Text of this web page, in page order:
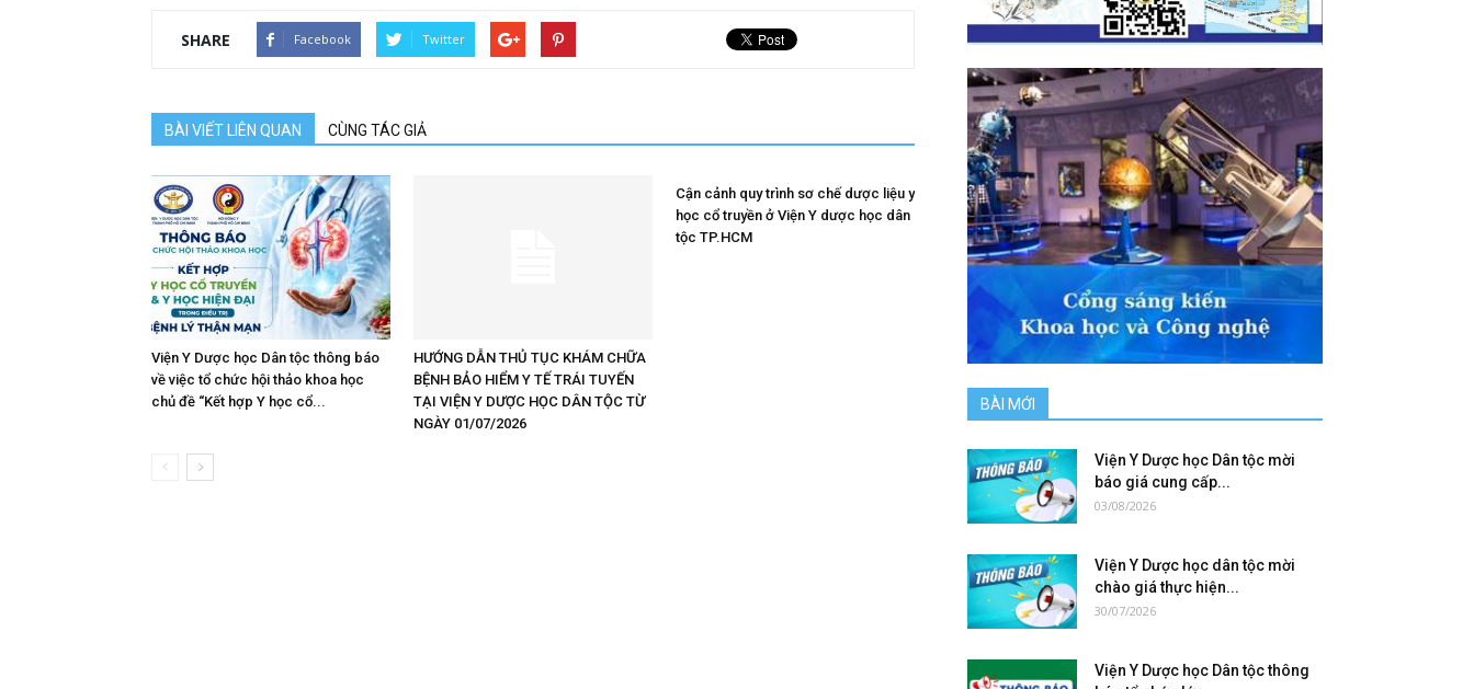
SHARE Facebook Twitter
BÀI VIẾT LIÊN QUAN CÙNG TÁC GIẢ
Viện Y Dược học Dân tộc thông báo
về việc tổ chức hội thảo khoa học
chủ đề “Kết hợp Y học cổ...
HƯỚNG DẪN THỦ TỤC KHÁM CHỮA
BỆNH BẢO HIỂM Y TẾ TRÁI TUYẾN
TẠI VIỆN Y DƯỢC HỌC DÂN TỘC TỪ
NGÀY 01/07/2026
Cận cảnh quy trình sơ chế dược liệu y
học cổ truyền ở Viện Y dược học dân
tộc TP.HCM
BÀI MỚI
Viện Y Dược học Dân tộc mời
báo giá cung cấp...
03/08/2026
Viện Y Dược học dân tộc mời
chào giá thực hiện...
30/07/2026
Viện Y Dược học Dân tộc thông